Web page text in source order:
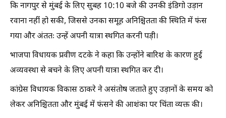
कि नागपुर से मुंबई के लिए सुबह 10:10 बजे की उनकी इंडिगो उड़ान
रवाना नहीं हो सकी, जिससे उनका समूह अनिश्चितता की स्थिति में फंस
गया और अंततः उन्हें अपनी यात्रा स्थगित करनी पड़ी।
भाजपा विधायक प्रवीण दटके ने कहा कि उन्होंने बारिश के कारण हुई
अव्यवस्था से बचने के लिए अपनी यात्रा स्थगित कर दी।
कांग्रेस विधायक विकास ठाकरे ने असंतोष जताते हुए उड़ानों के समय को
लेकर अनिश्चितता और मुंबई में फंसने की आशंका पर चिंता व्यक्त की।